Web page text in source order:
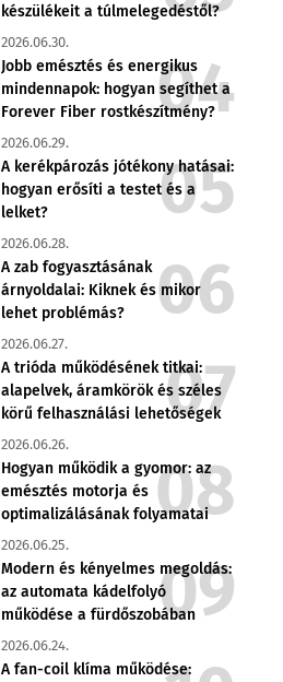
készülékeit a túlmelegedéstől?
2026.06.30.
Jobb emésztés és energikus
mindennapok: hogyan segíthet a
Forever Fiber rostkészítmény?
2026.06.29.
A kerékpározás jótékony hatásai:
hogyan erősíti a testet és a
lelket?
2026.06.28.
A zab fogyasztásának
árnyoldalai: Kiknek és mikor
lehet problémás?
2026.06.27.
A trióda működésének titkai:
alapelvek, áramkörök és széles
körű felhasználási lehetőségek
2026.06.26.
Hogyan működik a gyomor: az
emésztés motorja és
optimalizálásának folyamatai
2026.06.25.
Modern és kényelmes megoldás:
az automata kádelfolyó
működése a fürdőszobában
2026.06.24.
A fan-coil klíma működése: